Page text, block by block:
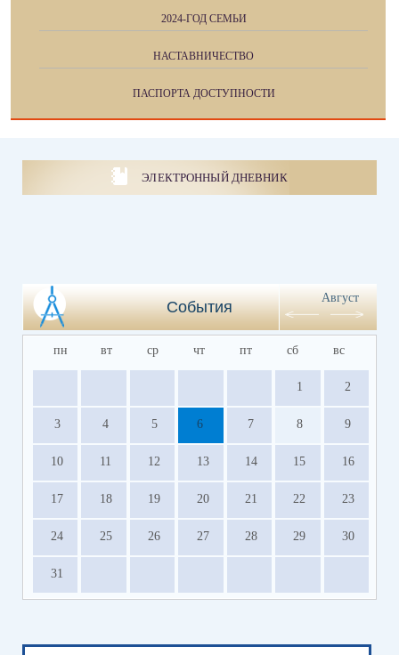
2024-ГОД СЕМЬИ
НАСТАВНИЧЕСТВО
ПАСПОРТА ДОСТУПНОСТИ
ЭЛЕКТРОННЫЙ ДНЕВНИК
События
Август
пн вт ср чт пт сб вс
1 2
3 4 5 6 7 8 9
10 11 12 13 14 15 16
17 18 19 20 21 22 23
24 25 26 27 28 29 30
31